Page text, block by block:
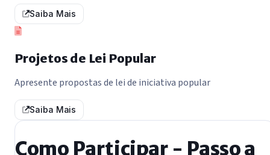
Saiba Mais
Projetos de Lei Popular
Apresente propostas de lei de iniciativa popular
Saiba Mais
Como Participar - Passo a